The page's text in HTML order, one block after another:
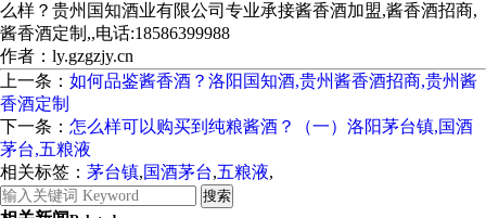
么样？贵州国知酒业有限公司专业承接酱香酒加盟,酱香酒招商,
酱香酒定制,,电话:18586399988
作者：ly.gzgzjy.cn
上一条： 如何品鉴酱香酒？洛阳国知酒,贵州酱香酒招商,贵州酱
香酒定制
下一条： 怎么样可以购买到纯粮酱酒？（一）洛阳茅台镇,国酒
茅台,五粮液
相关标签： 茅台镇,国酒茅台,五粮液,